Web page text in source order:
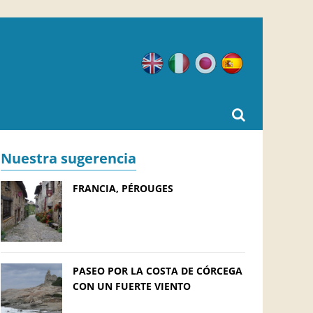
Inglés ItalianoJaponés
Nuestra sugerencia
FRANCIA, PÉROUGES
PASEO POR LA COSTA DE CÓRCEGA
CON UN FUERTE VIENTO